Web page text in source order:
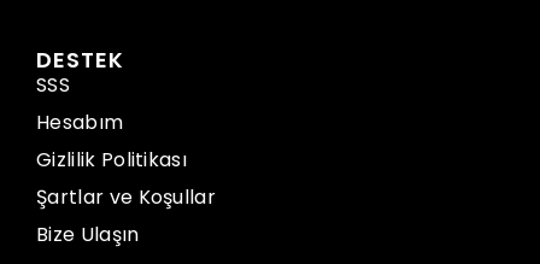
DESTEK
SSS
Hesabım
Gizlilik Politikası
Şartlar ve Koşullar
Bize Ulaşın